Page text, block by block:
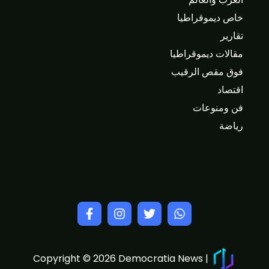
خاص ديموقراطيا
تقارير
مقالات ديموقراطيا
فوق مقص الرقيب
اقتصاد
فن ومنوعات
رياضة